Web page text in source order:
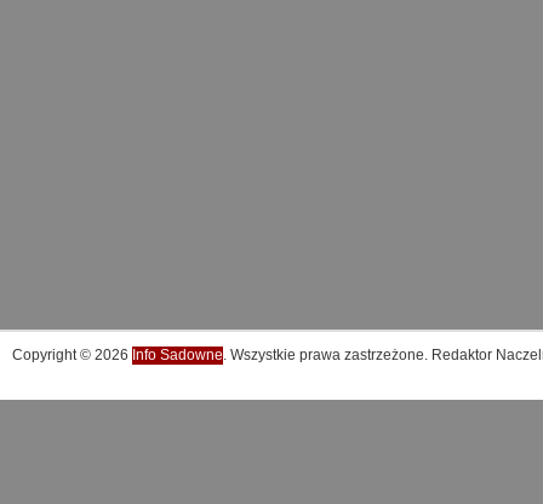
Copyright © 2026 Info Sadowne. Wszystkie prawa zastrzeżone. Redaktor